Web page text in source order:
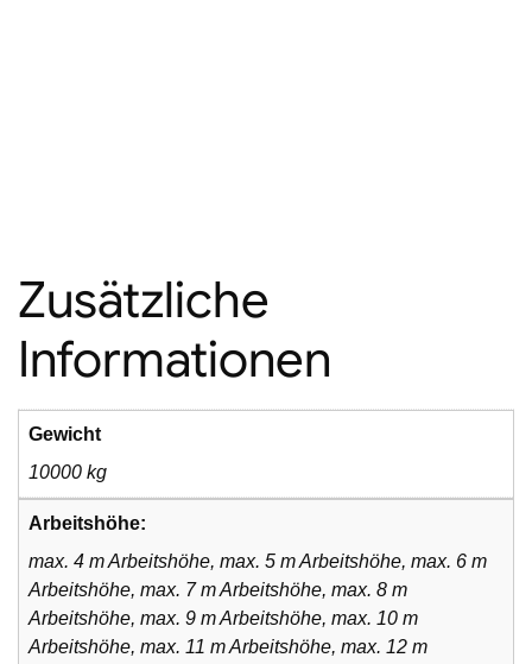
Zusätzliche
Informationen
Gewicht
10000 kg
Arbeitshöhe:
max. 4 m Arbeitshöhe, max. 5 m Arbeitshöhe, max. 6 m
Arbeitshöhe, max. 7 m Arbeitshöhe, max. 8 m
Arbeitshöhe, max. 9 m Arbeitshöhe, max. 10 m
Arbeitshöhe, max. 11 m Arbeitshöhe, max. 12 m